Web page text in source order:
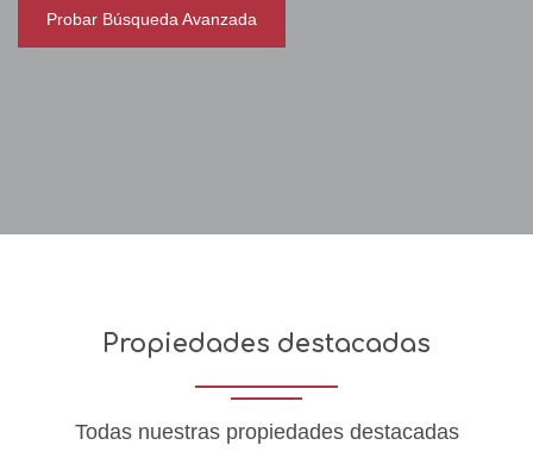
Probar Búsqueda Avanzada
Propiedades destacadas
Todas nuestras propiedades destacadas